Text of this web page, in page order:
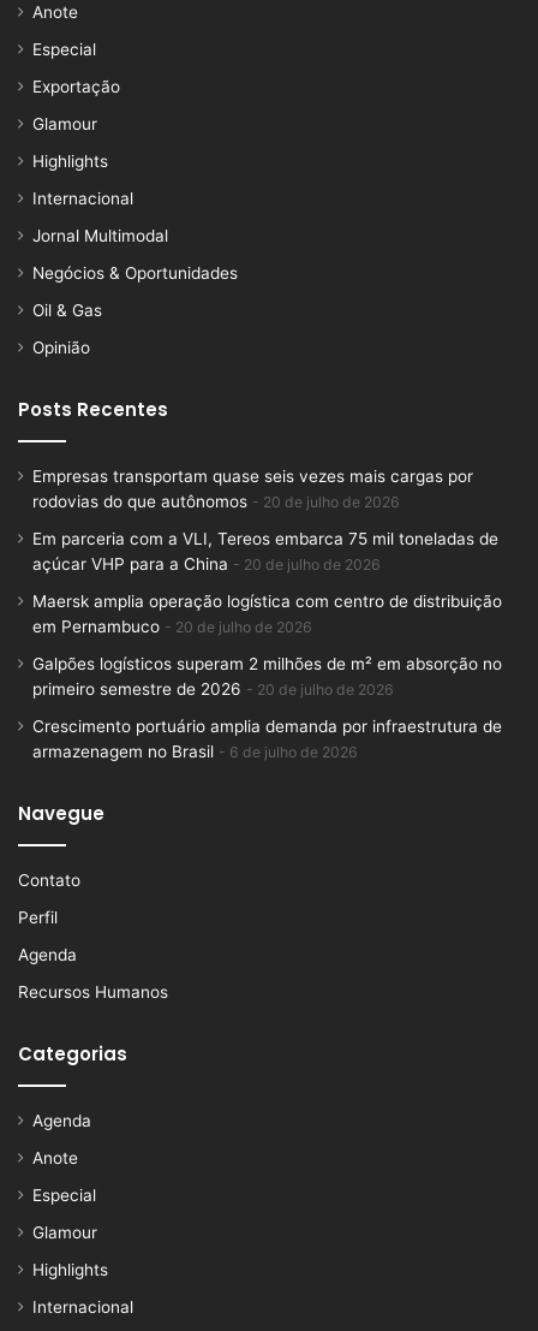
Anote
Especial
Exportação
Glamour
Highlights
Internacional
Jornal Multimodal
Negócios & Oportunidades
Oil & Gas
Opinião
Posts Recentes
Empresas transportam quase seis vezes mais cargas por
rodovias do que autônomos
20 de julho de 2026
Em parceria com a VLI, Tereos embarca 75 mil toneladas de
açúcar VHP para a China
20 de julho de 2026
Maersk amplia operação logística com centro de distribuição
em Pernambuco
20 de julho de 2026
Galpões logísticos superam 2 milhões de m² em absorção no
primeiro semestre de 2026
20 de julho de 2026
Crescimento portuário amplia demanda por infraestrutura de
armazenagem no Brasil
6 de julho de 2026
Navegue
Contato
Perfil
Agenda
Recursos Humanos
Categorias
Agenda
Anote
Especial
Glamour
Highlights
Internacional